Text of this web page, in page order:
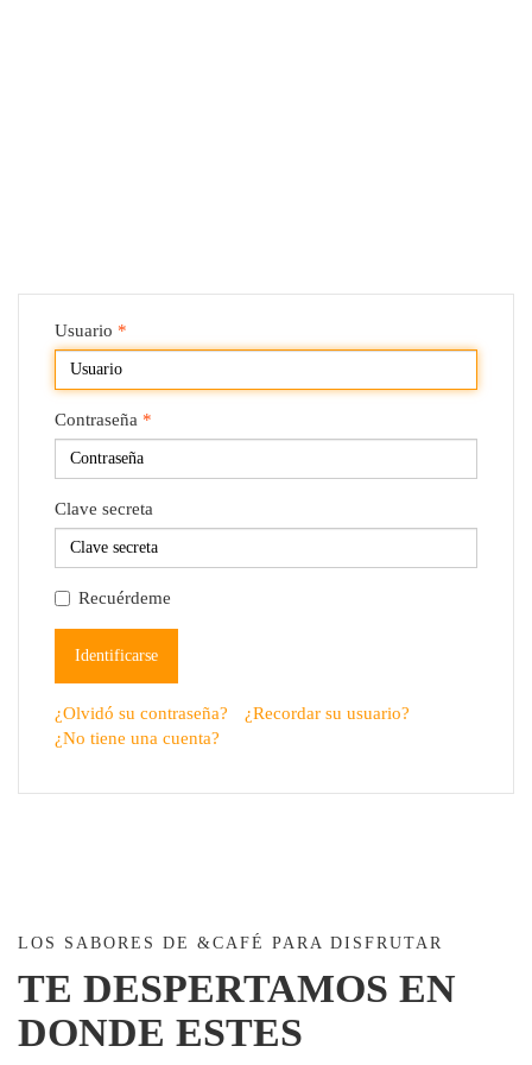
Usuario *
Contraseña *
Clave secreta
Recuérdeme
Identificarse
¿Olvidó su contraseña?
¿Recordar su usuario?
¿No tiene una cuenta?
LOS SABORES DE &CAFÉ PARA DISFRUTAR
TE DESPERTAMOS EN
DONDE ESTES